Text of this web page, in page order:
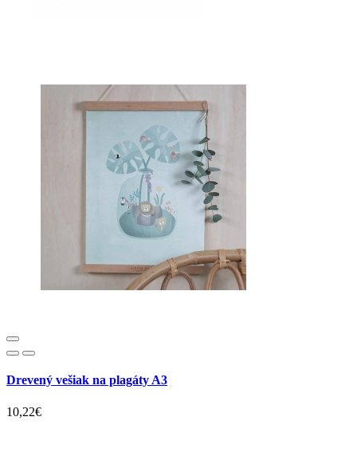
Drevený vešiak na plagáty A3
10,22€